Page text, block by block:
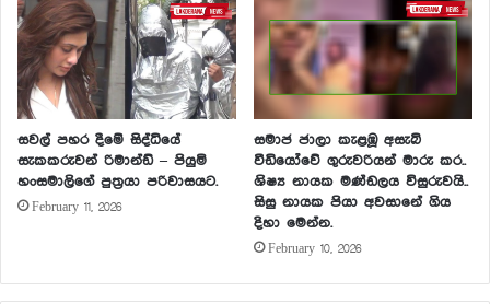
සවල් පහර දීමේ සිද්ධියේ
සැකකරුවන් රිමාන්ඩ් – පියුමි
හංසමාලිගේ පුත්‍රයා පරිවාසයට.
February 11, 2026
සමාජ ජාලා කැළඹූ අසැබි
වීඩියෝවේ ගුරුවරියන් මාරු කර..
ශිෂ්‍ය නායක මණ්ඩලය විසුරුවයි..
සිසු නායක පියා අවසානේ ගිය
දිහා මෙන්න.
February 10, 2026